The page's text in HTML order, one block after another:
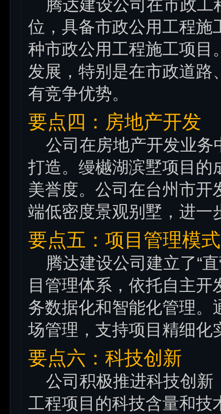
腾达建设公司在市政工
位，具备市政公用工程施
种市政公用工程施工项目
发展，特别是在市政道路
有竞争优势。
要点四：房地产开发
公司在房地产开发业务
打造。缦樾湖滨墅项目的
美誉度。公司在台州市
端低密度景观别墅，进一
要点五：项目管理模式
腾达建设公司建立了“
目管理体系，依托自主开
务数据化和智能化管理。
场管理，支持项目精细化
要点六：科技创新
公司积极推进科技创新
工程项目的科技含量和技